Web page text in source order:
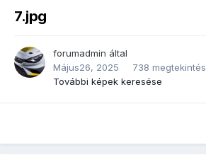
7.jpg
forumadmin által
Május26, 2025
738 megtekintés
További képek keresése